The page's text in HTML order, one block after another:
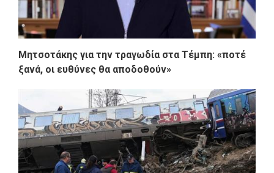
Μητσοτάκης για την τραγωδία στα Τέμπη: «ποτέ
ξανά, οι ευθύνες θα αποδοθούν»